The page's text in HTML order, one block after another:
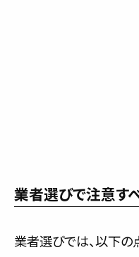
業者選びで注意す
業者選びでは、以下の